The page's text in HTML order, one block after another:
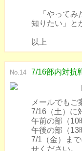
「やってみ
知りたい」と
以上
No.14 7/16部内対
メールでもご
7/16（土）に
午前の部（10
午後の部（13
7/1（金）ま
せください。